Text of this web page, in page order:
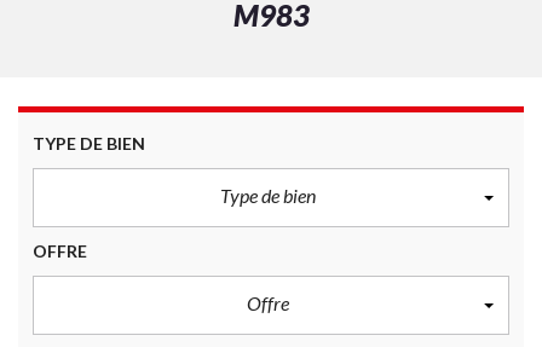
M983
TYPE DE BIEN
Type de bien
OFFRE
Offre